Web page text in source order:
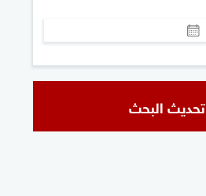
تحديث البحث